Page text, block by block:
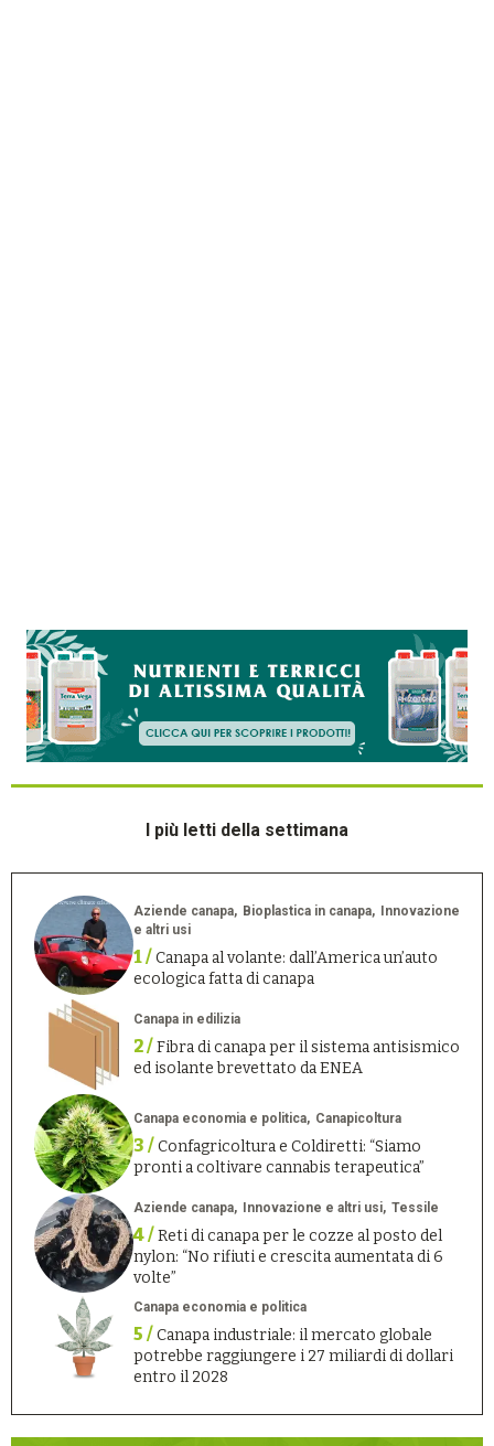
I più letti della settimana
Aziende canapa Bioplastica in canapa
Innovazione
e altri usi
1 /Canapa al volante: dall’America un’auto
ecologica fatta di canapa
Canapa in edilizia
2 /Fibra di canapa per il sistema antisismico
ed isolante brevettato da ENEA
Canapa economia e politica Canapicoltura
3 /Confagricoltura e Coldiretti: “Siamo
pronti a coltivare cannabis terapeutica”
Aziende canapa Innovazione e altri usi Tessile
4 /Reti di canapa per le cozze al posto del
nylon: “No rifiuti e crescita aumentata di 6
volte”
Canapa economia e politica
5 /Canapa industriale: il mercato globale
potrebbe raggiungere i 27 miliardi di dollari
entro il 2028